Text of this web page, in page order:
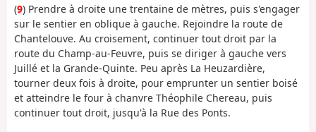
(9) Prendre à droite une trentaine de mètres, puis s'engager
sur le sentier en oblique à gauche. Rejoindre la route de
Chantelouve. Au croisement, continuer tout droit par la
route du Champ-au-Feuvre, puis se diriger à gauche vers
Juillé et la Grande-Quinte. Peu après La Heuzardière,
tourner deux fois à droite, pour emprunter un sentier boisé
et atteindre le four à chanvre Théophile Chereau, puis
continuer tout droit, jusqu'à la Rue des Ponts.